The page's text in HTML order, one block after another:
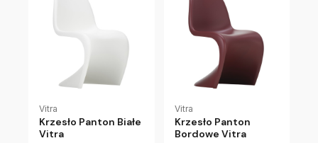
Vitra
Krzesło Panton Białe
Vitra
Vitra
Krzesło Panton
Bordowe Vitra